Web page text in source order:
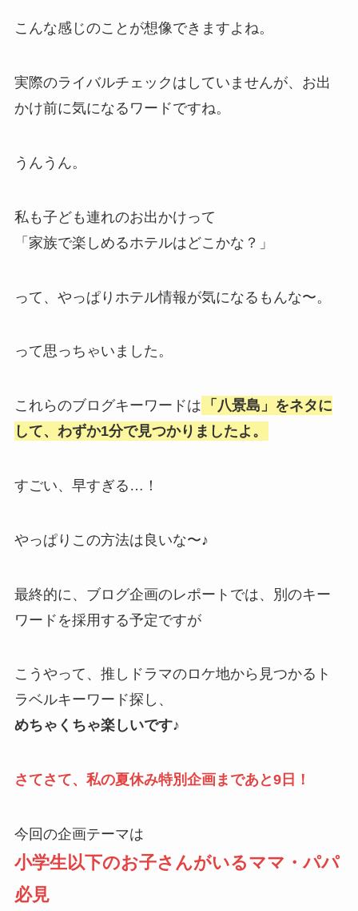
こんな感じのことが想像できますよね。
実際のライバルチェックはしていませんが、お出
かけ前に気になるワードですね。
うんうん。
私も子ども連れのお出かけって
「家族で楽しめるホテルはどこかな？」
って、やっぱりホテル情報が気になるもんな〜。
って思っちゃいました。
これらのブログキーワードは
「八景島」をネタに
して、わずか1分で見つかりましたよ。
すごい、早すぎる…！
やっぱりこの方法は良いな〜♪
最終的に、ブログ企画のレポートでは、別のキー
ワードを採用する予定ですが
こうやって、推しドラマのロケ地から見つかるト
ラベルキーワード探し、
めちゃくちゃ楽しいです♪
さてさて、私の夏休み特別企画まであと9日！
今回の企画テーマは
小学生以下のお子さんがいるママ・パパ
必見